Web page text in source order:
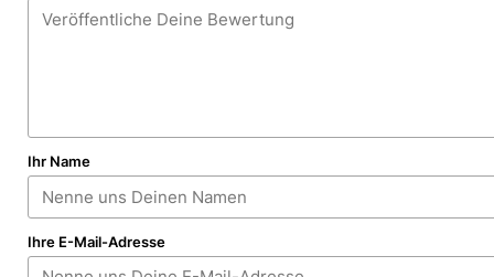
Ihr Name
Ihre E-Mail-Adresse